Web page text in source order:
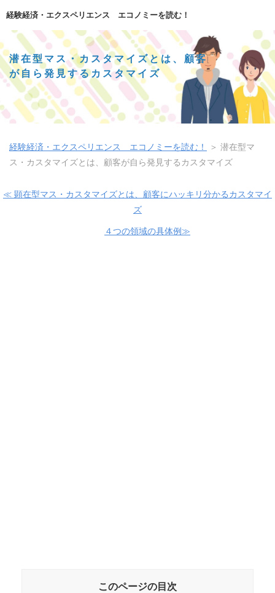
経験経済・エクスペリエンス エコノミーを読む！
潜在型マス・カスタマイズとは、顧客
が自ら発見するカスタマイズ
経験経済・エクスペリエンス エコノミーを読む！ ＞ 潜在型マ
ス・カスタマイズとは、顧客が自ら発見するカスタマイズ
≪ 顕在型マス・カスタマイズとは、顧客にハッキリ分かるカスタマイ
ズ
４つの領域の具体例≫
このページの目次